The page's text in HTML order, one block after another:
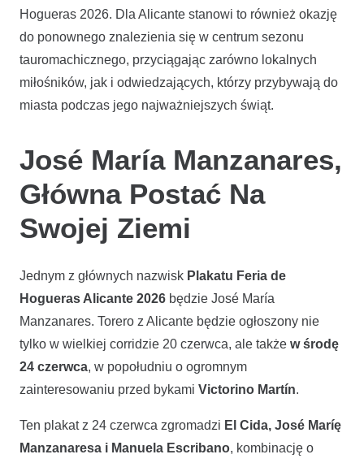
Hogueras 2026. Dla Alicante stanowi to również okazję
do ponownego znalezienia się w centrum sezonu
tauromachicznego, przyciągając zarówno lokalnych
miłośników, jak i odwiedzających, którzy przybywają do
miasta podczas jego najważniejszych świąt.
José María Manzanares,
Główna Postać Na
Swojej Ziemi
Jednym z głównych nazwisk Plakatu Feria de
Hogueras Alicante 2026 będzie José María
Manzanares. Torero z Alicante będzie ogłoszony nie
tylko w wielkiej corridzie 20 czerwca, ale także w środę
24 czerwca, w popołudniu o ogromnym
zainteresowaniu przed bykami Victorino Martín.
Ten plakat z 24 czerwca zgromadzi El Cida, José Maríę
Manzanaresa i Manuela Escribano, kombinację o